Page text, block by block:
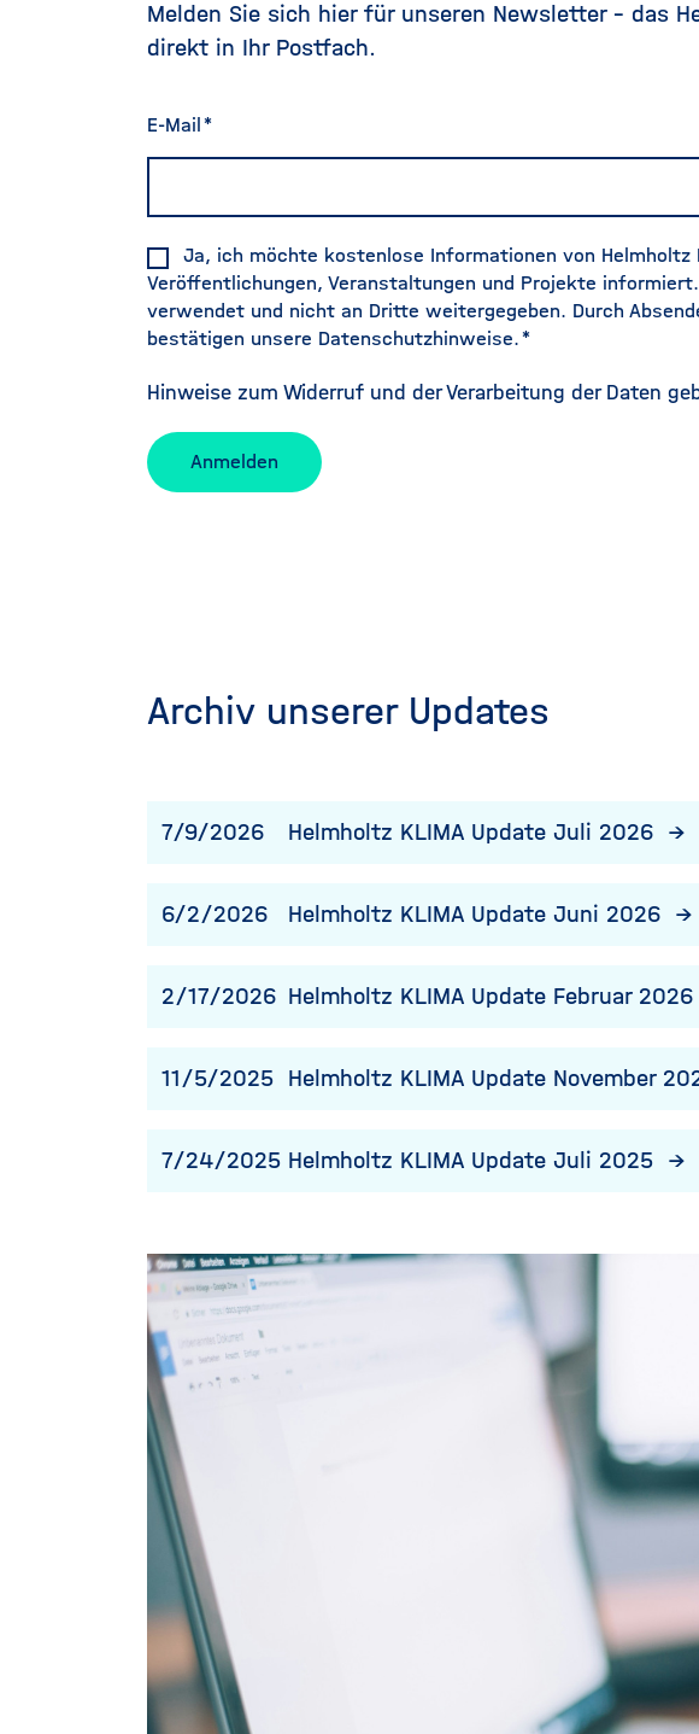
Melden Sie sich hier für unseren Newsletter - das
direkt in Ihr Postfach.
E-Mail
Ja, ich möchte kostenlose Informationen von Helmholtz
Veröffentlichungen, Veranstaltungen und Projekte
verwendet und nicht an Dritte weitergegeben. Durch
bestätigen unsere Datenschutzhinweise.
Hinweise zum Widerruf und der Verarbeitung der Daten
Anmelden
Archiv unserer Updates
7/9/2026 Helmholtz KLIMA Update Juli 2026
6/2/2026 Helmholtz KLIMA Update Juni 2026
2/17/2026 Helmholtz KLIMA Update Februar 2026
11/5/2025 Helmholtz KLIMA Update November
7/24/2025 Helmholtz KLIMA Update Juli 2025